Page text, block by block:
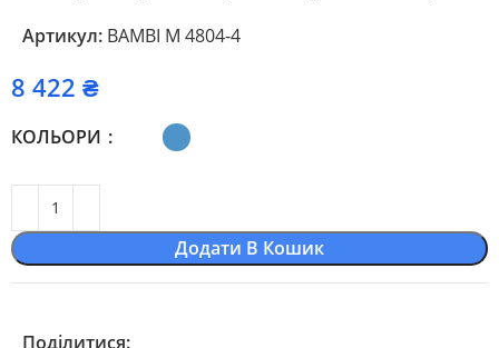
Артикул: BAMBI M 4804-4
₴
КОЛЬОРИ
Додати В Кошик
Поділитися: